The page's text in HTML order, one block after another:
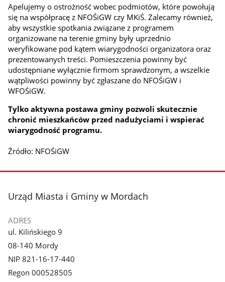
Apelujemy o ostrożność wobec podmiotów, które powołują
się na współpracę z NFOŚiGW czy MKiŚ. Zalecamy również,
aby wszystkie spotkania związane z programem
organizowane na terenie gminy były uprzednio
weryfikowane pod kątem wiarygodności organizatora oraz
prezentowanych treści. Pomieszczenia powinny być
udostępniane wyłącznie firmom sprawdzonym, a wszelkie
wątpliwości powinny być zgłaszane do NFOŚiGW i
WFOŚiGW.
Tylko aktywna postawa gminy pozwoli skutecznie
chronić mieszkańców przed nadużyciami i wspierać
wiarygodność programu.
Źródło: NFOŚiGW
stopka
Urząd Miasta i Gminy w Mordach
ADRES
ul. Kilińskiego 9
08-140 Mordy
NIP 821-16-17-440
Regon 000528505